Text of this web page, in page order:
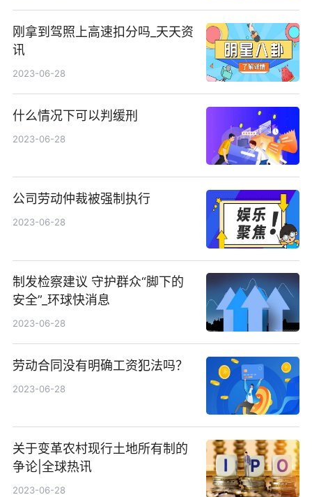
刚拿到驾照上高速扣分吗_天天资
讯
2023-06-28
什么情况下可以判缓刑
2023-06-28
公司劳动仲裁被强制执行
2023-06-28
制发检察建议 守护群众“脚下的
安全”_环球快消息
2023-06-28
劳动合同没有明确工资犯法吗？
2023-06-28
关于变革农村现行土地所有制的
争论|全球热讯
2023-06-28